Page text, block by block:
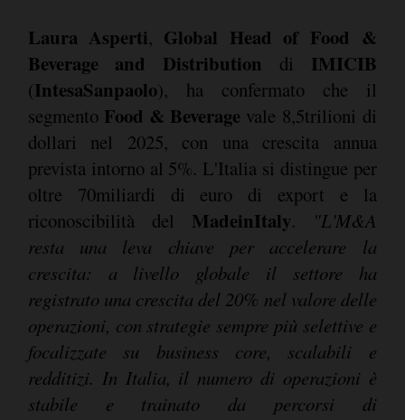
Laura Asperti, Global Head of Food &
Beverage and Distribution di IMICIB
(IntesaSanpaolo), ha confermato che il
segmento Food & Beverage vale 8,5trilioni di
dollari nel 2025, con una crescita annua
prevista intorno al 5%. L'Italia si distingue per
oltre 70miliardi di euro di export e la
riconoscibilità del MadeinItaly. "L'M&A
resta una leva chiave per accelerare la
crescita: a livello globale il settore ha
registrato una crescita del 20% nel valore delle
operazioni, con strategie sempre più selettive e
focalizzate su business core, scalabili e
redditizi. In Italia, il numero di operazioni è
stabile e trainato da percorsi di